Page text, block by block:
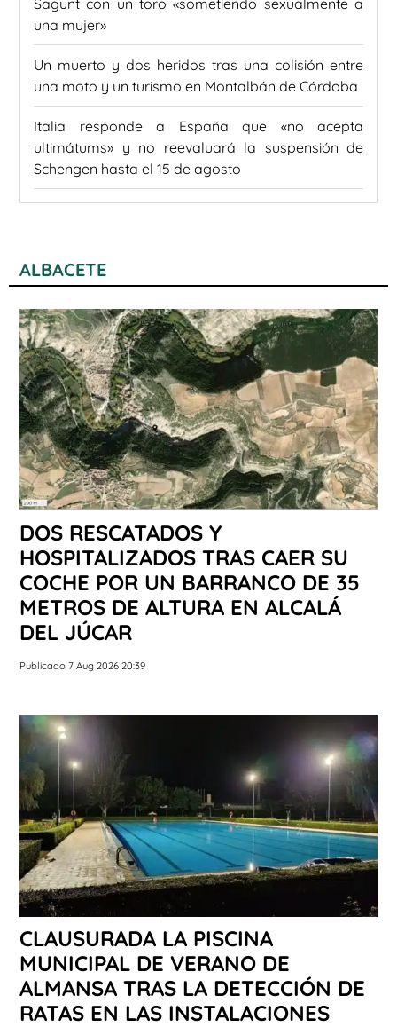
Sagunt con un toro «sometiendo sexualmente a
una mujer»
Un muerto y dos heridos tras una colisión entre
una moto y un turismo en Montalbán de Córdoba
Italia responde a España que «no acepta
ultimátums» y no reevaluará la suspensión de
Schengen hasta el 15 de agosto
ALBACETE
DOS RESCATADOS Y
HOSPITALIZADOS TRAS CAER SU
COCHE POR UN BARRANCO DE 35
METROS DE ALTURA EN ALCALÁ
DEL JÚCAR
Publicado 7 Aug 2026 20:39
CLAUSURADA LA PISCINA
MUNICIPAL DE VERANO DE
ALMANSA TRAS LA DETECCIÓN DE
RATAS EN LAS INSTALACIONES